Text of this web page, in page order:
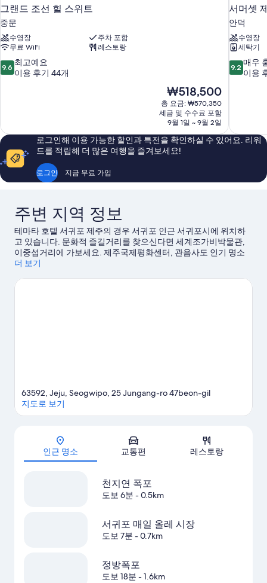
두
보
기
기
그랜드 조선 힐 스위트
중문
수영장
주차 포함
무료 WiFi
레스토랑
10
점
점,
최
예
요,
이
9.6 최고예요
이용 후기 44개
현
재
요
금
₩518,500
₩518,500
총 요금: ₩570,350
세금 및 수수료 포함
9월 1일 ~ 9월 2일
서머셋
안덕
수영장
세탁기
10
점
점,
매
우
해
기
1,394
개
9.2 매우
이용
로그인해 이용 가능한 할인과 특전을 확인하실 수 있어요. 리워
드를 적립해 더 많은 여행을 즐겨보세요!
로그인 지금 무료 가입
주변 지역 정보
테마타 호텔 서귀포 제주의 경우 서귀포 인근 서귀포시에 위치하
고 있습니다. 문화적 즐길거리를 찾으신다면 세계조가비박물관,
이중섭거리에 가보세요. 제주국제평화센터, 관음사도 인기 명소
로 유명합니다. 서귀포예술의전당, 세리월드도 놓치지 마세요.
더 보기
지도
63592, Jeju, Seogwipo, 25 Jungang-ro 47beon-gil
지도로 보기
인근 명소 교통편 레스토랑
천지연 폭포
도보 6분 - 0.5km
서귀포 매일 올레 시장
도보 7분 - 0.7km
정방폭포
도보 18분 - 1.6km